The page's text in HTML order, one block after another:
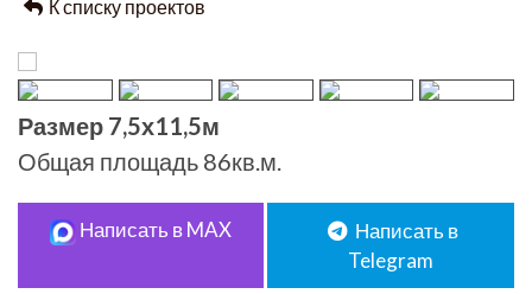
К списку проектов
Размер 7,5х11,5м
Общая площадь 86кв.м.
Написать в MAX
Написать в
Telegram